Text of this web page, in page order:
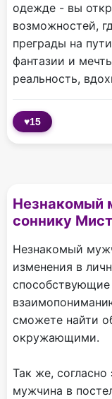
одежде - вы
возможностей,
преграды на
фантазии и
реальность,
♥15
Незнакомый
соннику
Незнакомый
изменения в
способствующие
сможете найти
окружающими.
Так же,
мужчина в